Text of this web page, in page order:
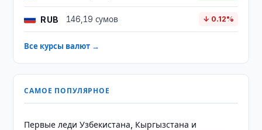
RUB 146,19 сумов ↓ 0.12%
Все курсы валют →
САМОЕ ПОПУЛЯРНОЕ
Первые леди Узбекистана, Кыргызстана и